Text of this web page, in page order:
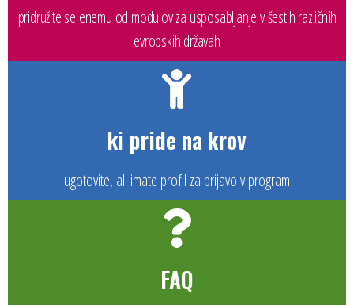
pridružite se enemu od modulov za usposabljanje v šestih različnih
evropskih državah
ki pride na krov
ugotovite, ali imate profil za prijavo v program
FAQ